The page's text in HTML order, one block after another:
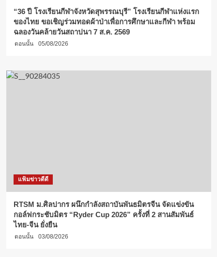
“36 ปี โรงเรียนกีฬาจังหวัดสุพรรณบุรี” โรงเรียนกีฬาแห่งแรก
ของไทย ขอเชิญร่วมทอดผ้าป่าเพื่อการศึกษาและกีฬา พร้อม
ฉลองวันคล้ายวันสถาปนา 7 ส.ค. 2569
ตอนนั้น 05/08/2026
แฟ้มข่าวดีดี
RTSM ม.ศิลปากร ผนึกกำลังสถาบันพันธมิตรจีน จัดแข่งขัน
กอล์ฟกระชับมิตร “Ryder Cup 2026” ครั้งที่ 2 สานสัมพันธ์
ไทย-จีน ยั่งยืน
ตอนนั้น 03/08/2026